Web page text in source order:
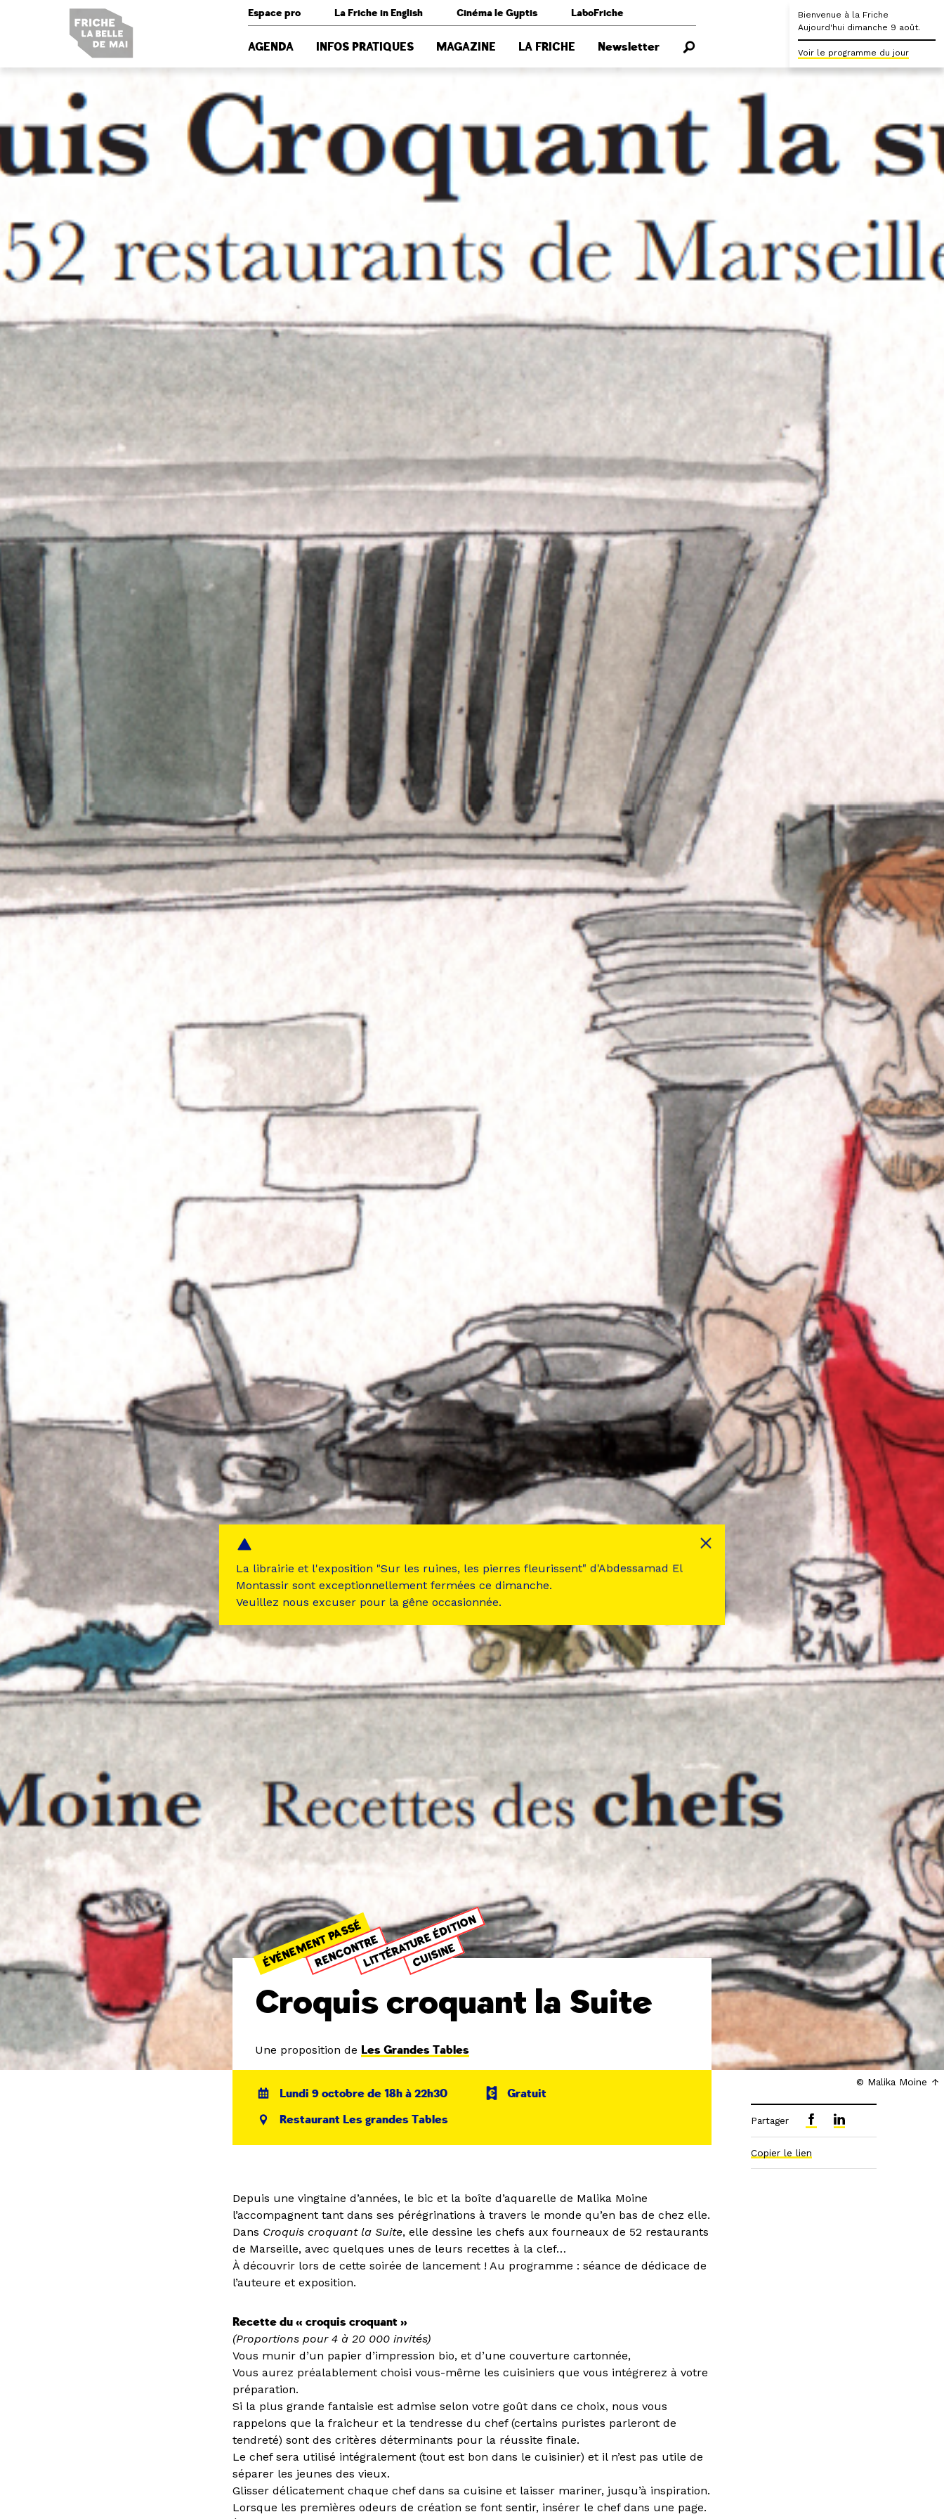
Espace pro La Friche in English Cinéma le Gyptis LaboFriche
AGENDA INFOS PRATIQUES MAGAZINE LA FRICHE Newsletter
Bienvenue à la Friche
Aujourd'hui dimanche 9 août.
Voir le programme du jour
© Malika Moine
ÉVÉNEMENT PASSÉ
RENCONTRELITTÉRATURE ÉDITION
CUISINE
Croquis croquant la Suite
Une proposition de Les Grandes Tables
Lundi 9 octobre de 18h à 22h30
Gratuit
Restaurant Les grandes Tables
Depuis une vingtaine d’années, le bic et la boîte d’aquarelle de Malika Moine
l’accompagnent tant dans ses pérégrinations à travers le monde qu’en bas de chez elle.
Dans Croquis croquant la Suite, elle dessine les chefs aux fourneaux de 52 restaurants
de Marseille, avec quelques unes de leurs recettes à la clef…
À découvrir lors de cette soirée de lancement ! Au programme : séance de dédicace de
l’auteure et exposition.
Recette du « croquis croquant »
(Proportions pour 4 à 20 000 invités)
Vous munir d’un papier d’impression bio, et d’une couverture cartonnée,
Vous aurez préalablement choisi vous-même les cuisiniers que vous intégrerez à votre
préparation.
Si la plus grande fantaisie est admise selon votre goût dans ce choix, nous vous
rappelons que la fraicheur et la tendresse du chef (certains puristes parleront de
tendreté) sont des critères déterminants pour la réussite finale.
Le chef sera utilisé intégralement (tout est bon dans le cuisinier) et il n’est pas utile de
séparer les jeunes des vieux.
Glisser délicatement chaque chef dans sa cuisine et laisser mariner, jusqu’à inspiration.
Lorsque les premières odeurs de création se font sentir, insérer le chef dans une page.
Partager
Copier le lien
La librairie et l'exposition "Sur les ruines, les pierres fleurissent" d'Abdessamad El
Montassir sont exceptionnellement fermées ce dimanche.
Veuillez nous excuser pour la gêne occasionnée.
Panneau de gestion des cookies